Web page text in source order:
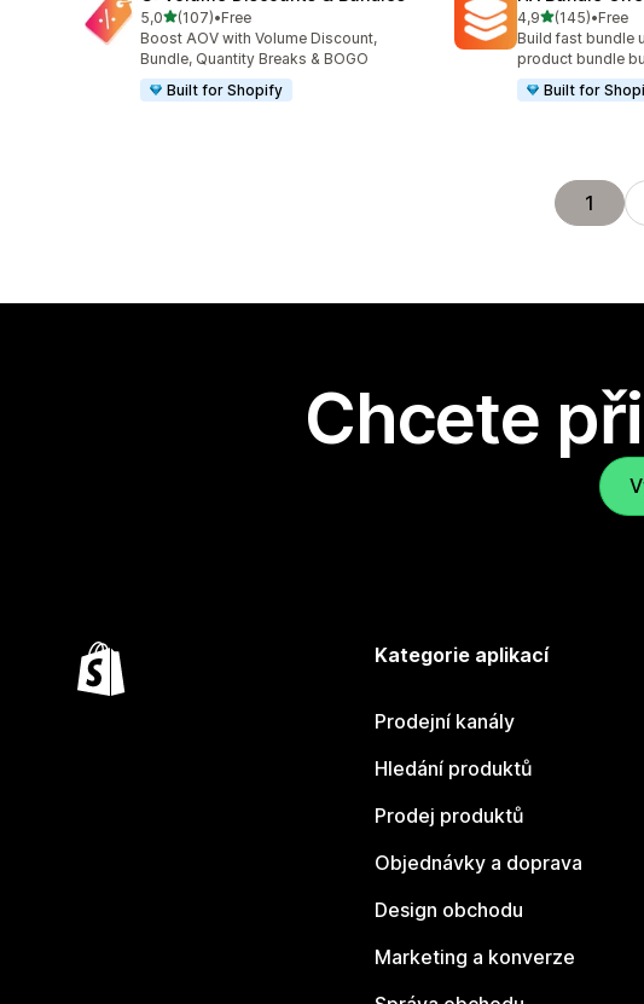
5,0z 5 hvězd
(107)
Celkový počet recenzí: 107
•Free
Boost AOV with Volume Discount,
Bundle, Quantity Breaks & BOGO
Built for Shopify
4,9z 5 hvězd
(145)
Celkový počet
•Free
Build fast bundle
product bundle
Built for
1
Chcete
Kategorie aplikací
Prodejní kanály
Hledání produktů
Prodej produktů
Objednávky a doprava
Design obchodu
Marketing a konverze